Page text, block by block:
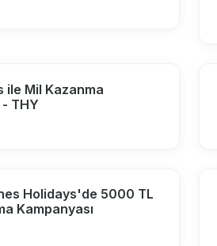
ile Mil Kazanma
- THY
Holidays'de 5000 TL
Kampanyası